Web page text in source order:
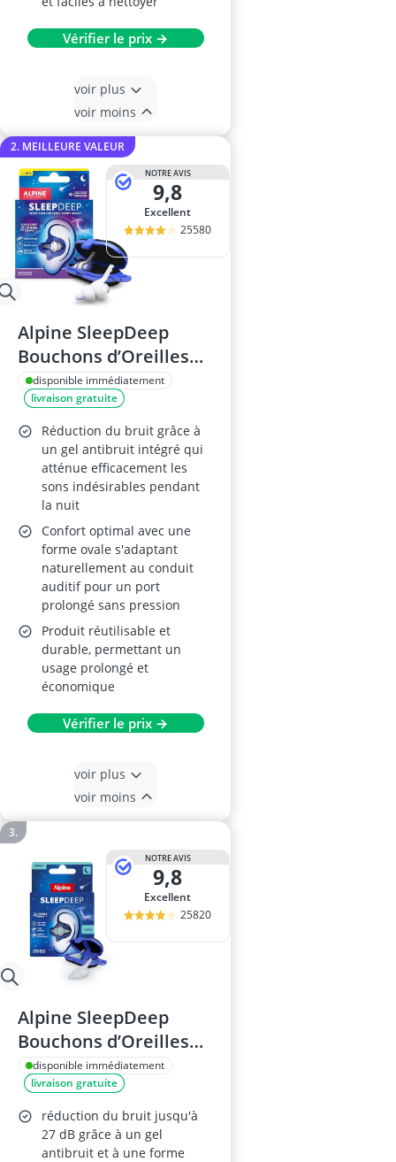
Vérifier le prix →
voir plus
voir moins
2. MEILLEURE VALEUR
NOTRE AVIS
9,8
Excellent
25580
Alpine SleepDeep
Bouchons d’Oreilles
Taille M/L
disponible immédiatement
livraison gratuite
Réduction du bruit grâce à
un gel antibruit intégré qui
atténue efficacement les
sons indésirables pendant
la nuit
Confort optimal avec une
forme ovale s'adaptant
naturellement au conduit
auditif pour un port
prolongé sans pression
Produit réutilisable et
durable, permettant un
usage prolongé et
économique
Vérifier le prix →
voir plus
voir moins
NOTRE AVIS
9,8
Excellent
25820
Alpine SleepDeep
Bouchons d’Oreilles
pour Dormir – Forme
ovale, Gel intégré,
Filtres souples – Taille
Small
disponible immédiatement
livraison gratuite
réduction du bruit jusqu'à
27 dB grâce à un gel
antibruit et à une forme